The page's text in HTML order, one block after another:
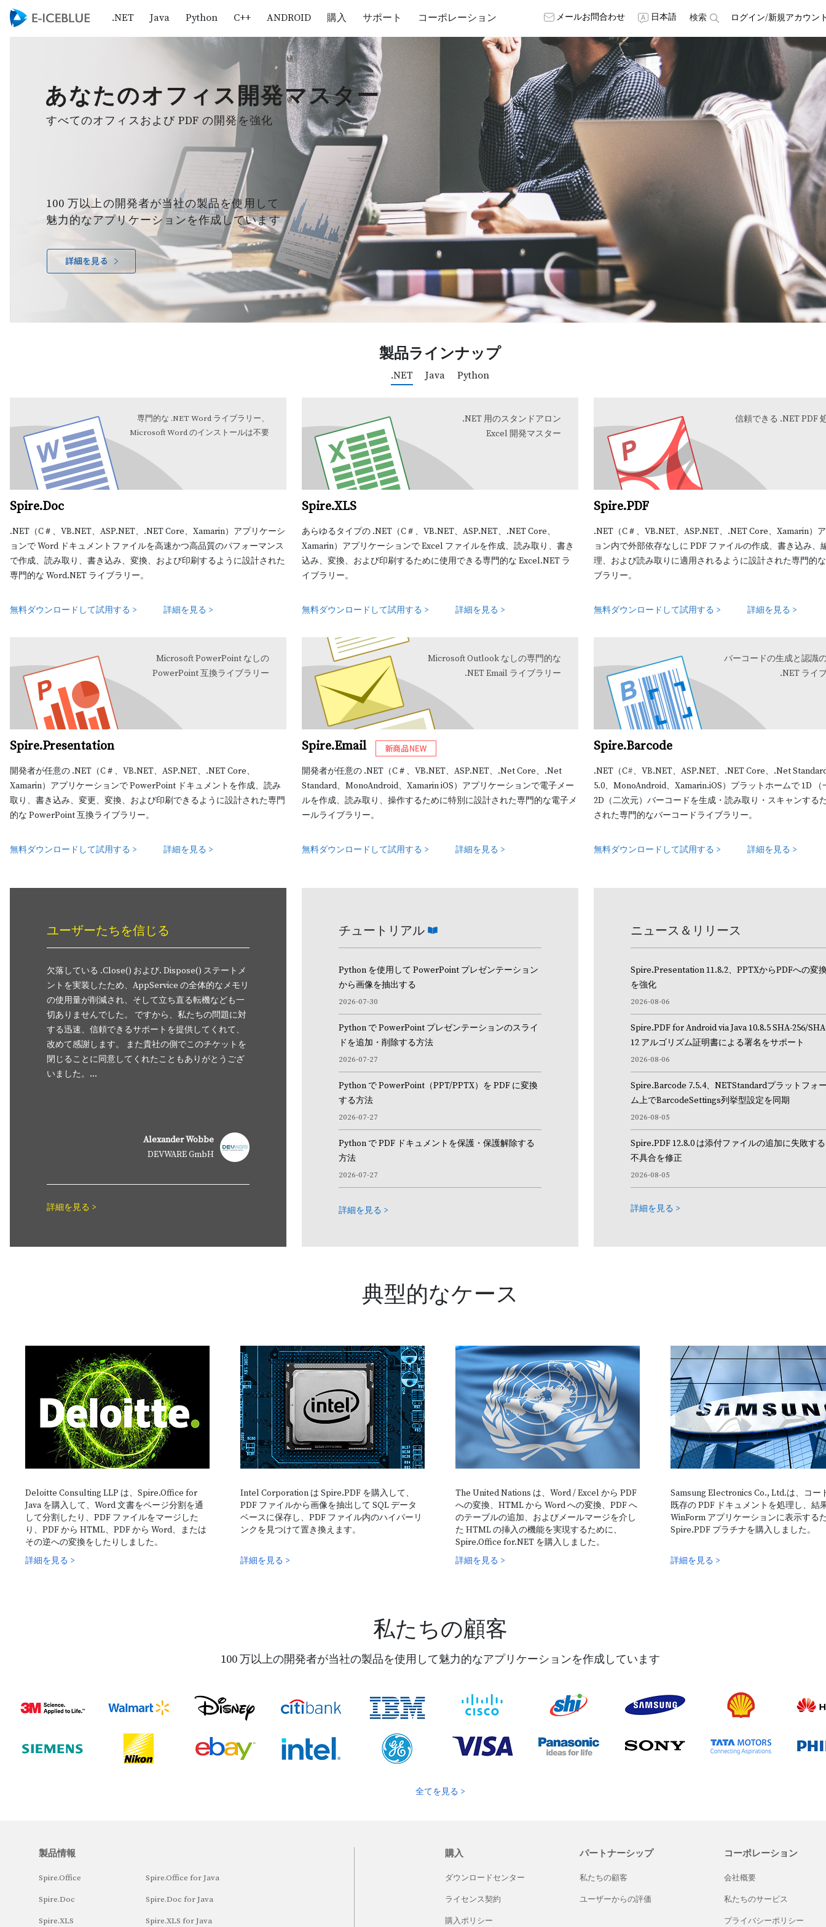
.NET Java Python C++ ANDROID 購入 サポート コーポレーション メールお問合わせ 日本語 検索 ログイン/新規アカウン
あなたのオフィス開発マスター
すべてのオフィスおよび PDF の開発を強化
100 万以上の開発者が当社の製品を使用して
魅力的なアプリケーションを作成しています
製品ラインナップ
.NET Java Python
専門的な .NET Word ライブラリー、
Microsoft Word のインストールは不要
Spire.Doc
.NET（C＃、VB.NET、ASP.NET、.NET Core、Xamarin）アプリケーシ
ョンで Word ドキュメントファイルを高速かつ高品質のパフォーマンス
で作成、読み取り、書き込み、変換、および印刷するように設計された
専門的な Word.NET ライブラリー。
無料ダウンロードして試用する > 詳細を見る >
.NET 用のスタンドアロン
Excel 開発マスター
Spire.XLS
あらゆるタイプの .NET（C＃、VB.NET、ASP.NET、.NET Core、
Xamarin）アプリケーションで Excel ファイルを作成、読み取り、書き
込み、変換、および印刷するために使用できる専門的な Excel.NET ラ
イブラリー。
無料ダウンロードして試用する > 詳細を見る >
信頼できる .NET PDF
Spire.PDF
.NET（C＃、VB.NET、ASP.NET、.NET Core、Xamarin）
ョン内で外部依存なしに PDF ファイルの作成、書き込み、
理、および読み取りに適用されるように設計された専門的
ブラリー。
無料ダウンロードして試用する > 詳細を見る >
Microsoft PowerPoint なしの
PowerPoint 互換ライブラリー
Spire.Presentation
開発者が任意の .NET（C＃、VB.NET、ASP.NET、.NET Core、
Xamarin）アプリケーションで PowerPoint ドキュメントを作成、読み
取り、書き込み、変更、変換、および印刷できるように設計された専門
的な PowerPoint 互換ライブラリー。
無料ダウンロードして試用する > 詳細を見る >
Microsoft Outlook なしの専門的な
.NET Email ライブラリー
Spire.Email
開発者が任意の .NET（C＃、VB.NET、ASP.NET、.Net Core、.Net
Standard、MonoAndroid、Xamarin iOS）アプリケーションで電子メー
ルを作成、読み取り、操作するために特別に設計された専門的な電子メ
ールライブラリー。
無料ダウンロードして試用する > 詳細を見る >
バーコードの生成と認識
.NET ライ
Spire.Barcode
.NET（C#、VB.NET、ASP.NET、.NET Core、.Net
5.0、MonoAndroid、Xamarin.iOS）プラットホームで 1D （
2D（二次元）バーコードを生成・読み取り・スキャンする
された専門的なバーコードライブラリー。
無料ダウンロードして試用する > 詳細を見る >
Spire.Office for Java
開発者が Word、Excel、PowerPoint、PDF ドキュメントを作成、編
集、変換、印刷し、Java アプリケーション内で 1D ＆ 2D バーコードを
生成およびスキャンできるように設計された独立した Office ライブラリ
Spire.Doc for Java
開発者が Microsoft Office を使用せずに Word 文書を作成、変換、操
作、および印刷できるようにする専門的な Java Word API。
無料ダウンロードして試用する > 詳細を見る >
Spire.XLS for Java
開発者が Microsoft Office または Microsoft Excel を使用せ
ークシートを作成、管理、操作、変換、および印刷できる
門的な Java Excel API。
無料ダウンロードして試用する > 詳細を見る >
PDF 文書を処理するための専門的な
Java ライブラリー
開発者が Adobe Acrobat を使用せずに Java アプリケーションで PDF ド
Powerpoint ライブラリー
開発者が Java アプリケーション（J2SE および J2EE）内で PowerPoint
Java ライ
開発者が Java アプリケーション内で 1D および 2D バーコー
Office、PDF 及び Barcode を
処理するための
スタンドアロン型 Python ライブラリー
Spire.Office for Python
集、変換、印刷し、Python アプリケーション内で 1D ＆ 2D バーコード
を生成およびスキャンできるように設計された独立した Office ライブラ
リー。
無料ダウンロードして試用する >
Word 文書を処理するための専門的な
Python ライブラリー
Spire.Doc for Python
作、および印刷できるようにする専門的な Python Word API。
詳細を見る >
Excel ワークシートを処理す
スタンドアロン型
Spire.XLS for Python
ークシートを作成、管理、操作、変換、および印刷できる
門的な Python Excel API。
無料ダウンロードして試用する >
Spire.PDF for Python
開発者が Adobe Acrobat を使用せずに Python アプリケーションで PDF
ドキュメントを読み取り、書き込み、変換、および印刷できるように設
計された PDF Python API。
Powerpoint ライブラリー
Spire.Presentation for Python
PowerPoint ファイルを作成、読み取り、編集、変換、および印刷でき
るように設計された PowerPoint Python API。
Spire.Barcode for Python
成、読み取り、スキャンするために設計されたバーコード
ユーザーたちを信じる
欠落している .Close() および. Dispose() ステートメ
ントを実装したため、AppService の全体的なメモリ
の使用量が削減され、そして立ち直る転機なども一
切ありませんでした。 ですから、私たちの問題に対
する迅速、信頼できるサポートを提供してくれて、
改めて感謝します。 また貴社の側でこのチケットを
閉じることに同意してくれたこともありがとうござ
いました。...
DEVWARE GmbH
Alexander Wobbe
求めているものです。 そして、インストーラーに含
詳細を見る >
チュートリアル
Python を使用して PowerPoint プレゼンテーション
から画像を抽出する
2026-07-30
Python で PowerPoint プレゼンテーションのスライ
ドを追加・削除する方法
2026-07-27
Python で PowerPoint（PPT/PPTX）を PDF に変換
する方法
2026-07-27
Python で PDF ドキュメントを保護・保護解除する
方法
2026-07-27
詳細を見る >
ニュース＆リリース
Spire.Presentation 11.8.2、PPTXからPDFへの変
を強化
2026-08-06
Spire.PDF for Android via Java 10.8.5 SHA-256/
12 アルゴリズム証明書による署名をサポート
2026-08-06
Spire.Barcode 7.5.4、NETStandardプラットフォ
ム上でBarcodeSettings列挙型設定を同期
2026-08-05
Spire.PDF 12.8.0 は添付ファイルの追加に失敗する
不具合を修正
2026-08-05
詳細を見る >
典型的なケース
Deloitte Consulting LLP は、Spire.Office for
Java を購入して、Word 文書をページ分割を通
して分割したり、PDF ファイルをマージした
り、PDF から HTML、PDF から Word、または
その逆への変換をしたりしました。
詳細を見る >
Intel Corporation は Spire.PDF を購入して、
PDF ファイルから画像を抽出して SQL データ
ベースに保存し、PDF ファイル内のハイパーリ
ンクを見つけて置き換えます。
詳細を見る >
The United Nations は、Word / Excel から PDF
への変換、HTML から Word への変換、PDF へ
のテーブルの追加、およびメールマージを介し
た HTML の挿入の機能を実現するために、
Spire.Office for.NET を購入しました。
詳細を見る >
Samsung Electronics Co., Ltd.は、コー
既存の PDF ドキュメントを処理し、結
WinForm アプリケーションに表示する
Spire.PDF プラチナを購入しました。
詳細を見る >
私たちの顧客
100 万以上の開発者が当社の製品を使用して魅力的なアプリケーションを作成しています
全てを見る >
製品情報
Spire.Office
Spire.Doc
Spire.XLS
Spire.Office for Java
Spire.Doc for Java
Spire.XLS for Java
購入
ダウンロードセンター
ライセンス契約
購入ポリシー
パートナーシップ
私たちの顧客
ユーザーからの評価
コーポレーション
会社概要
私たちのサービス
プライバシーポリシー